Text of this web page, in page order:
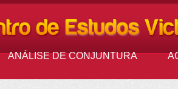
ANÁLISE DE CONJUNTURA